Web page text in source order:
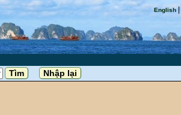
English|